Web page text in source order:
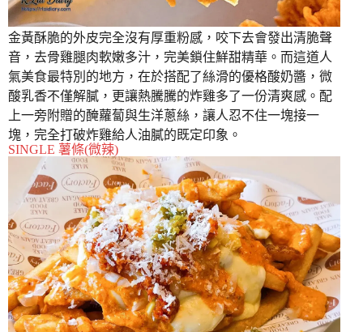
金黃酥脆的外皮完全沒有厚重粉感，咬下去會發出清脆聲
音，去骨雞腿肉軟嫩多汁，完美鎖住鮮甜精華。而這道人
氣美食最特別的地方，在於搭配了絲滑的優格酸奶醬，微
酸乳香不僅解膩，更讓熱騰騰的炸雞多了一份清爽感。配
上一旁附贈的醃蘿蔔與生洋蔥絲，讓人忍不住一塊接一
塊，完全打破炸雞給人油膩的既定印象。
SINGLE 薯條(微辣)